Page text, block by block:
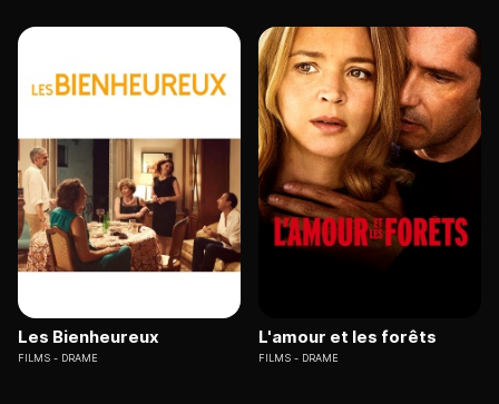
Les Bienheureux
FILMS DRAME
L'amour et les forêts
FILMS DRAME